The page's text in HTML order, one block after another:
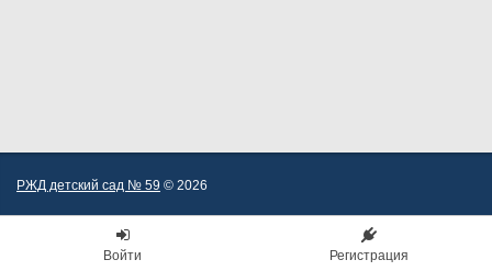
РЖД детский сад № 59 © 2026
Войти Регистрация